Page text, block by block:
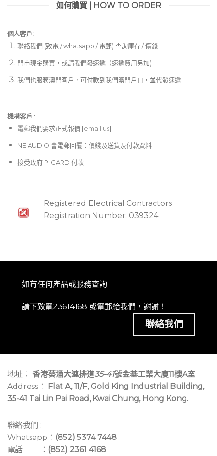
如何購買 | HOW TO ORDER
個人客戶:
聯絡我們 (致電 / whatsapp / 電郵) 查詢庫存 / 價錢
門市現金購買，或請我們發速遞（速遞費用另加)
我們也服務澳門客戶，可付款到我們澳門戶口，並代發速遞
機構客戶 :​
電郵我們要求正式報價 [email us]
NE AUDIO 會電郵回覆：價錢及送貨及付款資料
接受政府 P-CARD 付款
Registered Electrical Contractors
Registration Number: 039324
如有任何產品或服務查詢
請下致電23614168 或電郵給我們，謝謝！
聯絡我們
地址： 香港葵涌大連排道35-41號金基工業大廈11樓A室
Address：
Flat A, 11/F, Gold King Industrial Building,
35-41 Tai Lin Pai Road, Kwai Chung, Hong Kong.
聯絡我們 :
Whatsapp： (852) 5374 7448
電話 ： (852) 2361 4168